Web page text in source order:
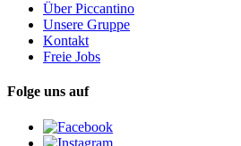
Über Piccantino
Unsere Gruppe
Kontakt
Freie Jobs
Folge uns auf